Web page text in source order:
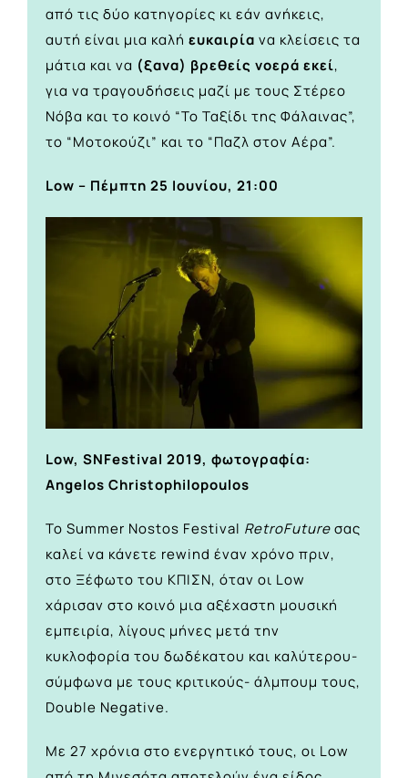
από τις δύο κατηγορίες κι εάν ανήκεις,
αυτή είναι μια καλή ευκαιρία να κλείσεις τα
μάτια και να (ξανα) βρεθείς νοερά εκεί,
για να τραγουδήσεις μαζί με τους Στέρεο
Νόβα και το κοινό “Το Ταξίδι της Φάλαινας”,
το “Μοτοκούζι” και το “Παζλ στον Αέρα”.
Low – Πέμπτη 25 Ιουνίου, 21:00
Low, SNFestival 2019, φωτογραφία:
Angelos Christophilopoulos
Το Summer Nostos Festival RetroFutureσας
καλεί να κάνετε rewind έναν χρόνο πριν,
στο Ξέφωτο του ΚΠΙΣΝ, όταν οι Low
χάρισαν στο κοινό μια αξέχαστη μουσική
εμπειρία, λίγους μήνες μετά την
κυκλοφορία του δωδέκατου και καλύτερου-
σύμφωνα με τους κριτικούς- άλμπουμ τους,
Double Negative.
Με 27 χρόνια στο ενεργητικό τους, οι Low